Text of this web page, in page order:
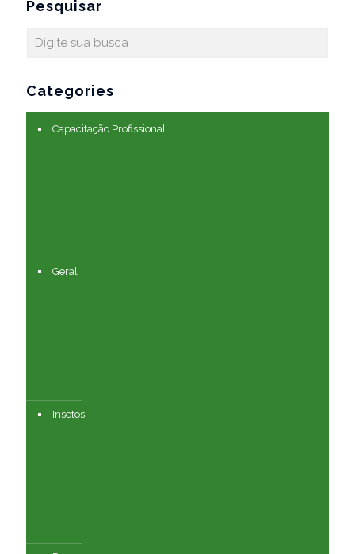
Pesquisar
Categories
Capacitação Profissional
Geral
Insetos